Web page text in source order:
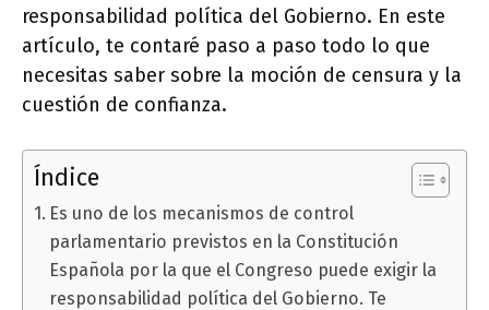
responsabilidad política del Gobierno. En este
artículo, te contaré paso a paso todo lo que
necesitas saber sobre la moción de censura y la
cuestión de confianza.
Índice
Es uno de los mecanismos de control
parlamentario previstos en la Constitución
Española por la que el Congreso puede exigir la
responsabilidad política del Gobierno. Te